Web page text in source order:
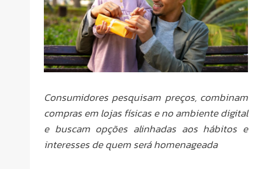
Consumidores pesquisam preços, combinam
compras em lojas físicas e no ambiente digital
e buscam opções alinhadas aos hábitos e
interesses de quem será homenageada